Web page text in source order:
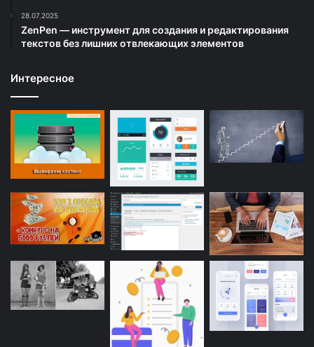
28.07.2025
ZenPen — инструмент для создания и редактирования
текстов без лишних отвлекающих элементов
Интересное